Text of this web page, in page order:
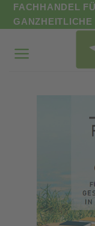
Zum
Inhalt
FACHHANDEL